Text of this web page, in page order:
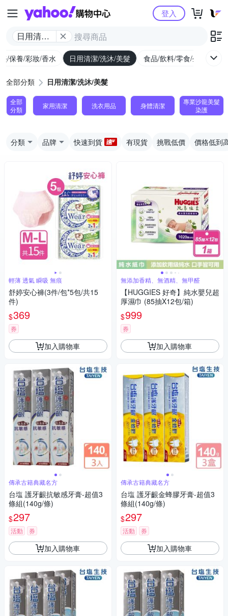
Yahoo購物中心
日用清潔/
登入
/保養/彩妝/香水 日用清潔/洗沐/美髮 食品/飲料/零食/生鮮
全部分類 日用清潔/洗沐/美髮
全部
分類
家用清潔 洗衣用品 身體清潔
專業沙龍美髮
染護
分類 品牌 快速到貨 有現貨 挑戰低價 價格低到
輕薄 透氣 瞬吸 無痕
舒婷安心褲(3件/包*5包/共15
件)
$369
券
加入購物車
傳承古籍典藏名方
台塩 護牙齦抗敏感牙膏-超值3
條組(140g/條)
$297
活動 券
加入購物車
無添加香精、無酒精、無甲醛
【HUGGIES 好奇】純水嬰兒超
厚濕巾 (85抽X12包/箱)
$999
券
加入購物車
傳承古籍典藏名方
台塩 護牙齦金蜂膠牙膏-超值3
條組(140g/條)
$297
活動 券
加入購物車